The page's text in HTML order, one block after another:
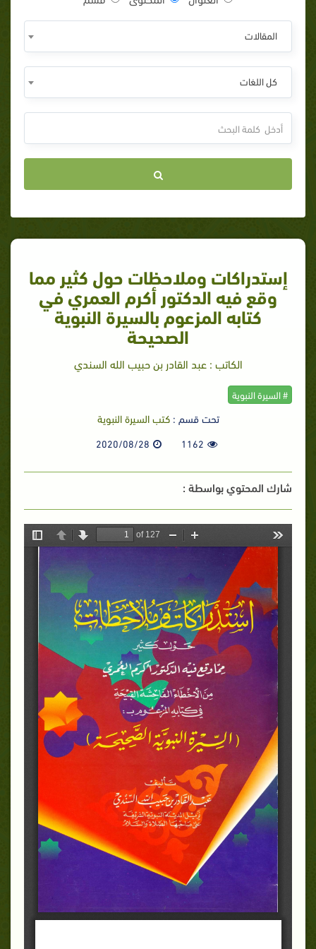
المقالات
كل اللغات
إستدراكات وملاحظات حول كثير مما
وقع فيه الدكتور أكرم العمري في
كتابه المزعوم بالسيرة النبوية
الصحيحة
الكاتب : عبد القادر بن حبيب الله السندي
# السيرة النبوية
تحت قسم :كتب السيرة النبوية
1162
2020/08/28
شارك المحتوي بواسطة :